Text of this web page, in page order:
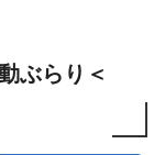
ぶらり＜